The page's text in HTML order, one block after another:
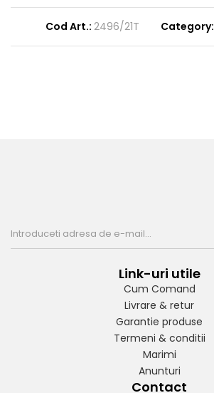
Cod Art.: 2496/21T Category:
Link-uri utile
Cum Comand
Livrare & retur
Garantie produse
Termeni & conditii
Marimi
Anunturi
Contact